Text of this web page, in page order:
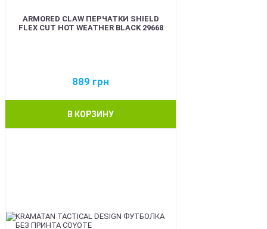
ARMORED CLAW ПЕРЧАТКИ SHIELD
FLEX CUT HOT WEATHER BLACK 29668
889 грн
В КОРЗИНУ